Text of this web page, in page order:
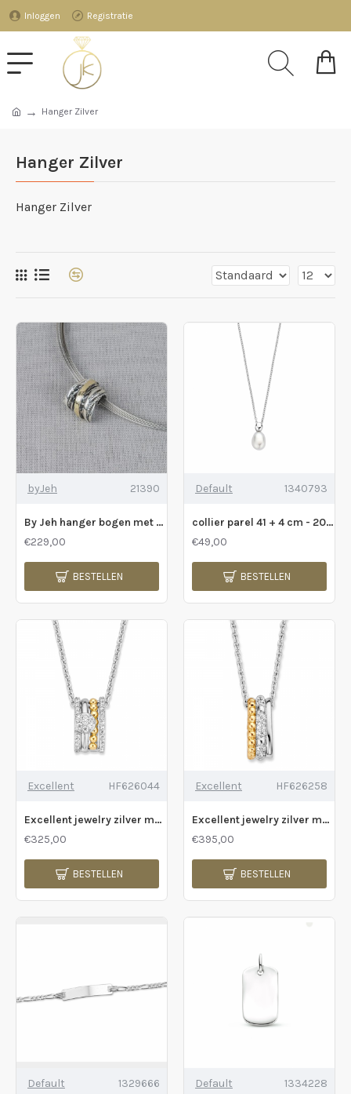
Inloggen Registratie
Hanger Zilver
Hanger Zilver
Hanger Zilver
byJeh 21390
By Jeh hanger bogen met goldfilled 9 karaat - 2009316
€229,00
BESTELLEN
Default 1340793
collier parel 41 + 4 cm - 2010480
€49,00
BESTELLEN
Excellent HF626044
Excellent jewelry zilver met goud hanger - 2011711
€325,00
BESTELLEN
Excellent HF626258
Excellent jewelry zilver met goud hanger - 2011712
€395,00
BESTELLEN
Default 1329666 Default 1334228